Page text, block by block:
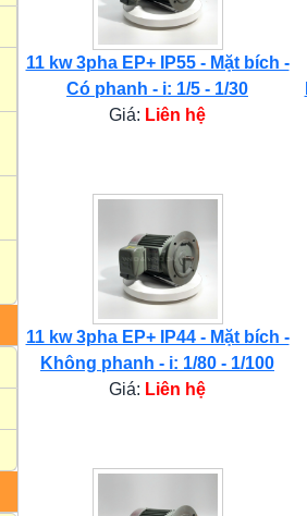
11 kw 3pha EP+ IP55 - Mặt bích -
Có phanh - i: 1/5 - 1/30
Giá: Liên hệ
11 kw 3pha EP+ IP44 - Mặt bích -
Không phanh - i: 1/80 - 1/100
Giá: Liên hệ